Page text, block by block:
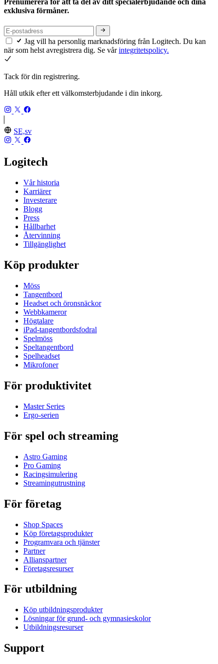
exklusiva förmåner.
Jag vill ha personlig marknadsföring från Logitech. Du kan
när som helst avregistrera dig. Se vårintegritetspolicy.
Tack för din registrering.
Håll utkik efter ett välkomsterbjudande i din inkorg.
SE,sv
Logitech
Vår historia
Karriärer
Investerare
Blogg
Press
Hållbarhet
Återvinning
Tillgänglighet
Köp produkter
Möss
Tangentbord
Headset och öronsnäckor
Webbkameror
Högtalare
iPad-tangentbordsfodral
Spelmöss
Speltangentbord
Spelheadset
Mikrofoner
För produktivitet
Master Series
Ergo-serien
För spel och streaming
Astro Gaming
Pro Gaming
Racingsimulering
Streamingutrustning
För företag
Shop Spaces
Köp företagsprodukter
Programvara och tjänster
Partner
Allianspartner
Företagsresurser
För utbildning
Köp utbildningsprodukter
Lösningar för grund- och gymnasieskolor
Utbildningsresurser
Support